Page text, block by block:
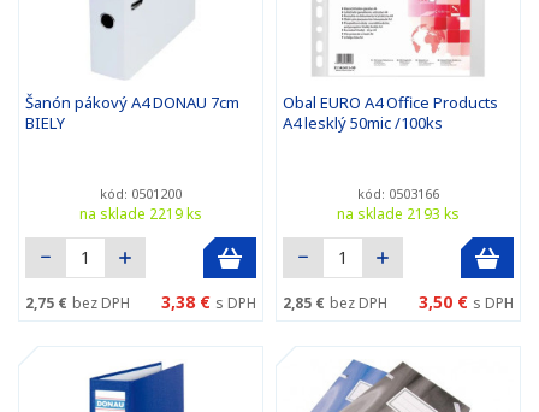
Šanón pákový A4 DONAU 7cm
BIELY
kód: 0501200
na sklade 2219 ks
2,75 € bez DPH 3,38 € s DPH
Obal EURO A4 Office Products
A4 lesklý 50mic /100ks
kód: 0503166
na sklade 2193 ks
2,85 € bez DPH 3,50 € s DPH